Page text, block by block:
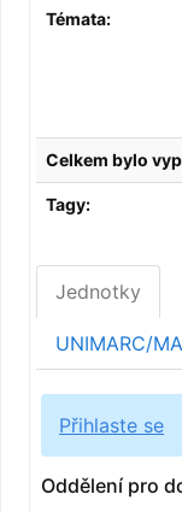
Témata:
Celkem bylo
Tagy:
Jednotky
UNIMARC/
Přihlaste se
Oddělení pro